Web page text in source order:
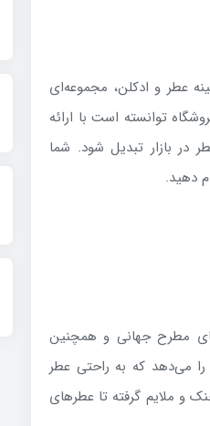
عطر و ادکلن، مجموعه‌ای
توانسته است با ارائه
در بازار تبدیل شود. شما
دهید.
مطرح جهانی و همچنین
می‌دهد که به راحتی عطر
و ملایم گرفته تا عطرهای